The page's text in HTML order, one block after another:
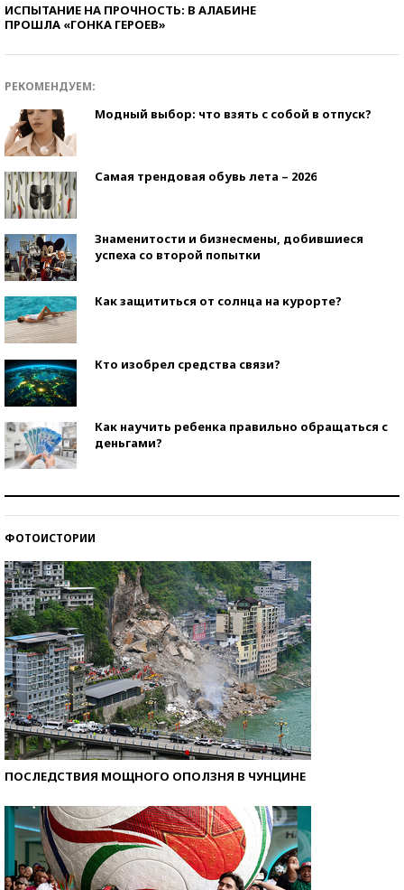
ИСПЫТАНИЕ НА ПРОЧНОСТЬ: В АЛАБИНЕ
ПРОШЛА «ГОНКА ГЕРОЕВ»
РЕКОМЕНДУЕМ:
Модный выбор: что взять с собой в отпуск?
Самая трендовая обувь лета – 2026
Знаменитости и бизнесмены, добившиеся
успеха со второй попытки
Как защититься от солнца на курорте?
Кто изобрел средства связи?
Как научить ребенка правильно обращаться с
деньгами?
ФОТОИСТОРИИ
ПОСЛЕДСТВИЯ МОЩНОГО ОПОЛЗНЯ В ЧУНЦИНЕ